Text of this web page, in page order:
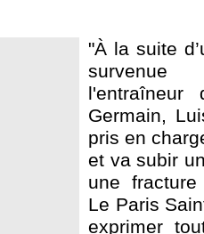
"À la suite
survenue
l'entraîneur
Germain,
pris en
et va subir
une
Le Paris
exprimer